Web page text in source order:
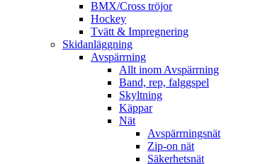
BMX/Cross tröjor
Hockey
Tvätt & Impregnering
Skidanläggning
Avspärrning
Allt inom Avspärrning
Band, rep, falggspel
Skyltning
Käppar
Nät
Avspärrningsnät
Zip-on nät
Säkerhetsnät